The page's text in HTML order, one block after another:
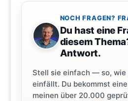
NOCH FRAGEN?
Du hast eine
diesem
Antwort.
Stell sie einfach — so, wie
einfällt. Du bekommst
meinen über 20.000